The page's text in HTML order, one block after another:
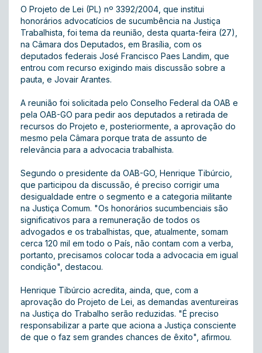
O Projeto de Lei (PL) nº 3392/2004, que institui
honorários advocatícios de sucumbência na Justiça
Trabalhista, foi tema da reunião, desta quarta-feira (27),
na Câmara dos Deputados, em Brasília, com os
deputados federais José Francisco Paes Landim, que
entrou com recurso exigindo mais discussão sobre a
pauta, e Jovair Arantes.
A reunião foi solicitada pelo Conselho Federal da OAB e
pela OAB-GO para pedir aos deputados a retirada de
recursos do Projeto e, posteriormente, a aprovação do
mesmo pela Câmara porque trata de assunto de
relevância para a advocacia trabalhista.
Segundo o presidente da OAB-GO, Henrique Tibúrcio,
que participou da discussão, é preciso corrigir uma
desigualdade entre o segmento e a categoria militante
na Justiça Comum. "Os honorários sucumbenciais são
significativos para a remuneração de todos os
advogados e os trabalhistas, que, atualmente, somam
cerca 120 mil em todo o País, não contam com a verba,
portanto, precisamos colocar toda a advocacia em igual
condição", destacou.
Henrique Tibúrcio acredita, ainda, que, com a
aprovação do Projeto de Lei, as demandas aventureiras
na Justiça do Trabalho serão reduzidas. "É preciso
responsabilizar a parte que aciona a Justiça consciente
de que o faz sem grandes chances de êxito", afirmou.